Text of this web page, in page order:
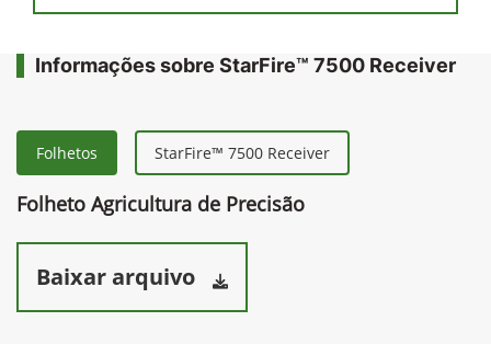
Informações sobre StarFire™ 7500 Receiver
Folhetos StarFire™ 7500 Receiver
Folheto Agricultura de Precisão
Baixar arquivo